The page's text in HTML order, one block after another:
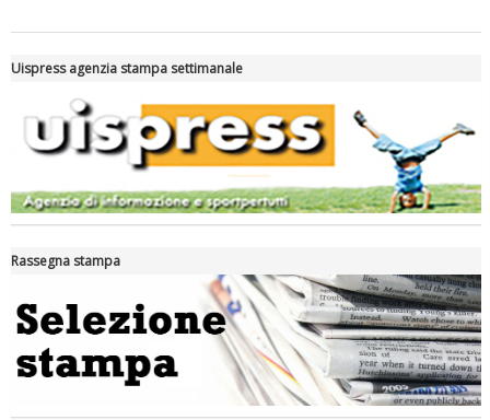
Uispress agenzia stampa settimanale
Rassegna stampa